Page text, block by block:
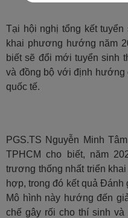
Tại hội nghị tổng kết
khai phương hướng năm
biết sẽ đổi mới tuyển sinh
và đồng bộ với định hướng
quốc tế.
PGS.TS Nguyễn Minh
TPHCM cho biết, năm
trương thống nhất triển
hợp, trong đó kết quả Đánh
Mô hình này hướng đến
chế gây rối cho thí sinh